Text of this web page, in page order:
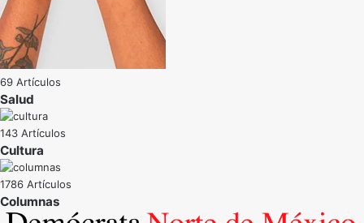
69 Artículos
Salud
143 Artículos
Cultura
1786 Artículos